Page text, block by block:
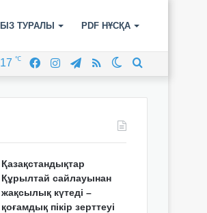
БІЗ ТУРАЛЫ PDF НҰСҚА
Switch
RSS
Telegram
Instagram
Facebook
17 ℃
Қазақстандықтар
Құрылтай сайлауынан
жақсылық күтеді –
қоғамдық пікір зерттеуі